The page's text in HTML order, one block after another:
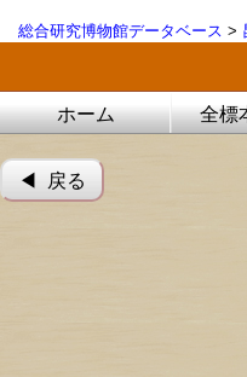
総合研究博物館データベース >
ホーム 全標
◀︎ 戻る